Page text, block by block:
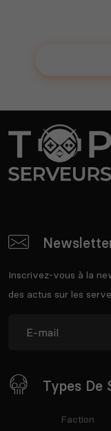
Inscrivez-vous à la
des actus sur les
Types De
Faction